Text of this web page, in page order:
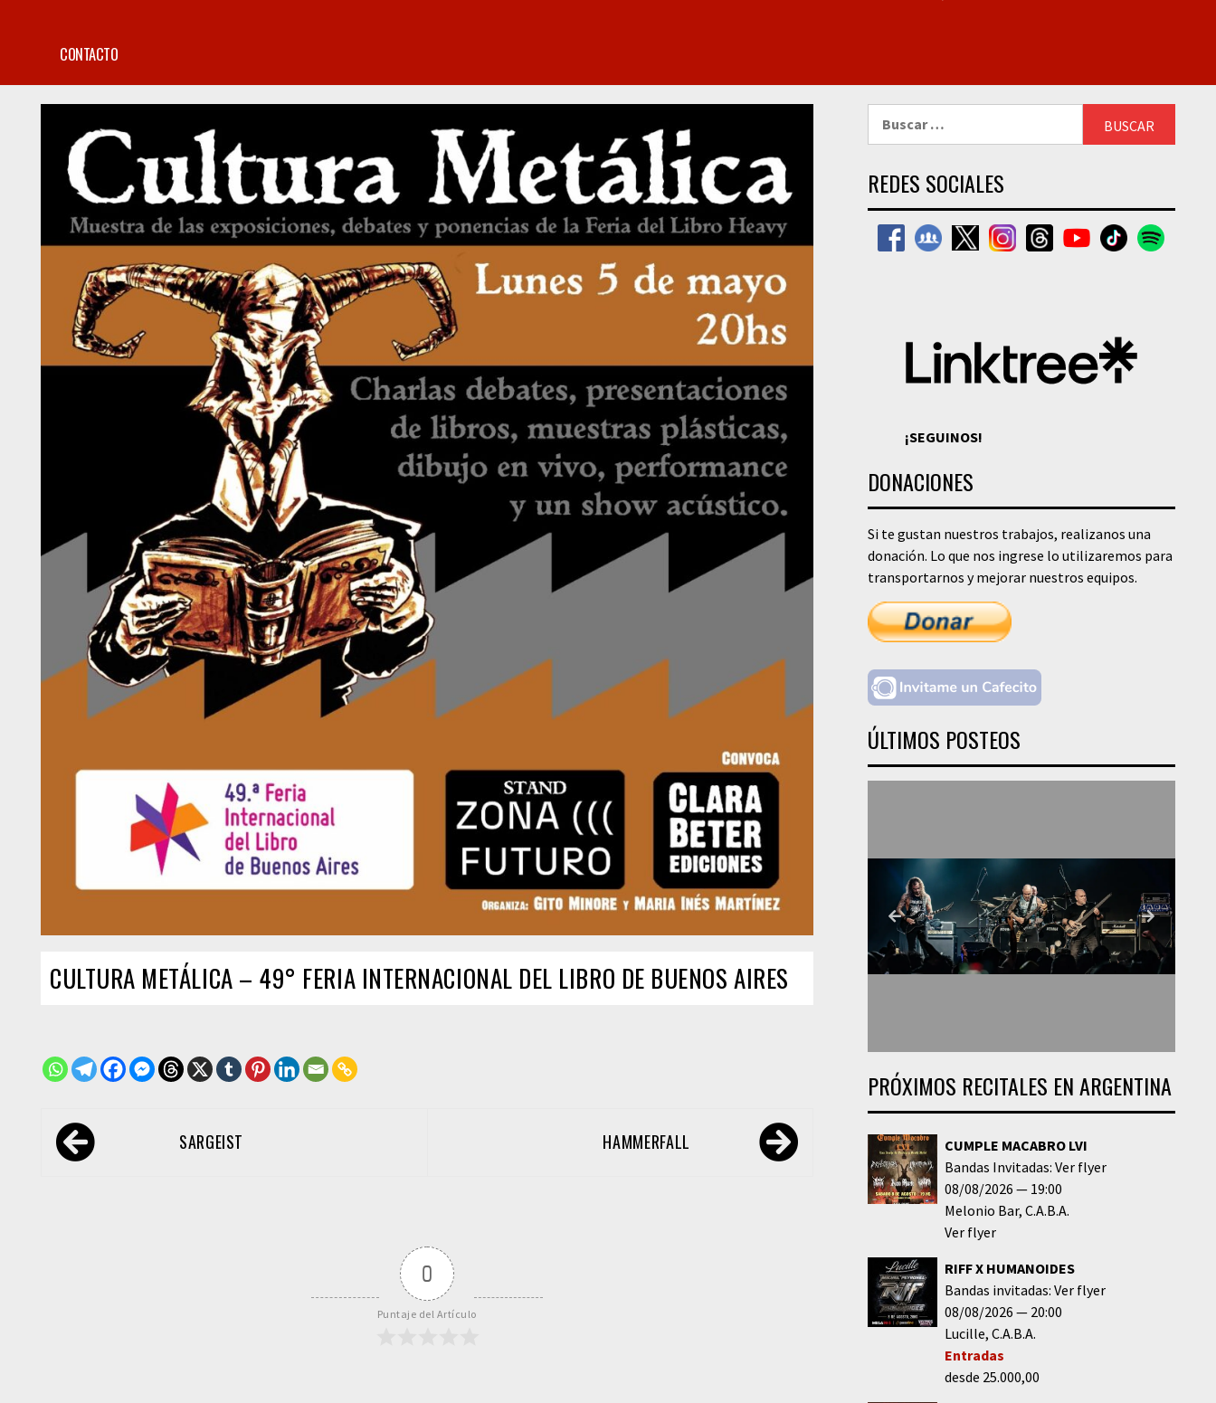
CONTACTO
CULTURA METÁLICA – 49° FERIA INTERNACIONAL DEL LIBRO DE BUENOS AIRES
Navegación
de SARGEIST HAMMERFALL
0
Puntaje del Artículo
REDES SOCIALES
¡SEGUINOS!
DONACIONES
Si te gustan nuestros trabajos, realizanos una
donación. Lo que nos ingrese lo utilizaremos para
transportarnos y mejorar nuestros equipos.
ÚLTIMOS POSTEOS
PRÓXIMOS RECITALES EN ARGENTINA
CUMPLE MACABRO LVI
Bandas Invitadas: Ver flyer
08/08/2026
19:00
Melonio Bar C.A.B.A.
Ver flyer
RIFF X HUMANOIDES
Bandas invitadas: Ver flyer
08/08/2026
20:00
Lucille C.A.B.A.
Entradas
desde 25.000,00